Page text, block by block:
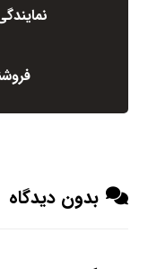
بدون دیدگاه